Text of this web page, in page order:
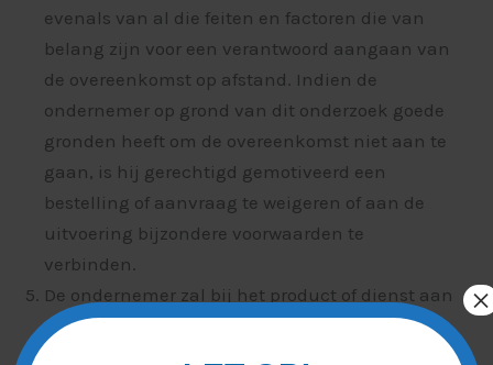
evenals van al die feiten en factoren die van
belang zijn voor een verantwoord aangaan van
de overeenkomst op afstand. Indien de
ondernemer op grond van dit onderzoek goede
gronden heeft om de overeenkomst niet aan te
gaan, is hij gerechtigd gemotiveerd een
bestelling of aanvraag te weigeren of aan de
uitvoering bijzondere voorwaarden te
verbinden.
De ondernemer zal bij het product of dienst aan
de consument de volgende informatie,
×